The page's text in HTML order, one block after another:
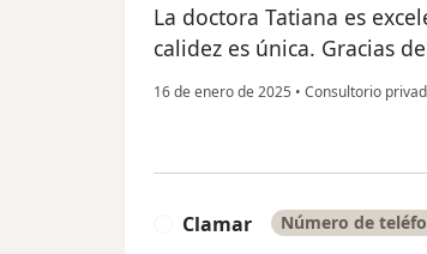
La doctora Tatiana es
calidez es única. Gracias
16 de enero de 2025 • Consultorio
Clamar Número de